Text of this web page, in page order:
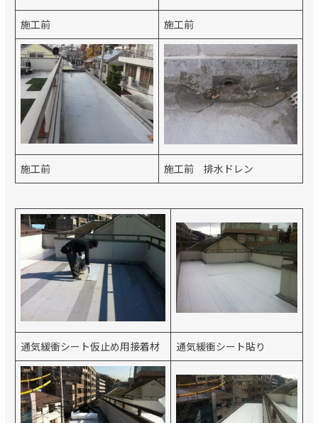
施工前 施工前
施工前 施工前 排水ドレン
通気緩衝シート仮止め用接着材 通気緩衝シート貼り